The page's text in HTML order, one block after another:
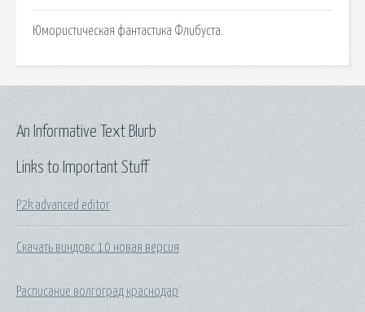
Юмористическая фантастика Флибуста.
Links to Important Stuff
P2k advanced editor
Скачать виндовс 10 новая версия
Расписание волгоград краснодар
An Informative Text Blurb